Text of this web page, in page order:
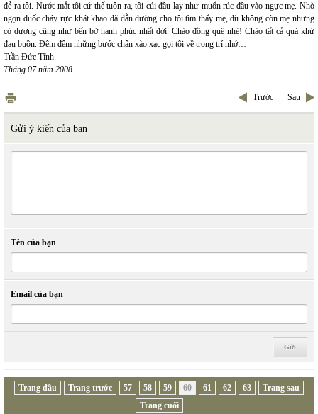
đẻ ra tôi. Nước mắt tôi cứ thế tuôn ra, tôi cúi đầu lạy như muốn rúc đầu vào ngực mẹ. Nhờ
ngọn đuốc cháy rực khát khao đã dẫn đường cho tôi tìm thấy mẹ, dù không còn mẹ nhưng
có dượng cũng như bến bờ hạnh phúc nhất đời. Chào đồng quê nhé! Chào tất cả quá khứ
đau buồn. Đêm đêm những bước chân xào xạc gọi tôi về trong trí nhớ…
Trần Đức Tĩnh
Tháng 07 năm 2008
Trước Sau
Gửi ý kiến của bạn
Tên của bạn
Email của bạn
Trang đầu Trang trước 57 58 59 60 61 62 63
Trang sau
Trang cuối